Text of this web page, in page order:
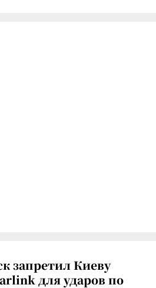
запретил Киеву
для ударов по